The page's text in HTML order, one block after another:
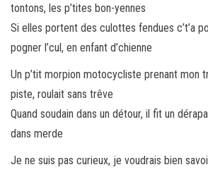
tontons, les p’tites bon-yennes
Si elles portent des culottes fendues c’t’a
pogner l’cul, en enfant d’chienne
Un p’tit morpion motocycliste prenant mon
piste, roulait sans trêve
Quand soudain dans un détour, il fit un
dans merde
Je ne suis pas curieux, je voudrais bien